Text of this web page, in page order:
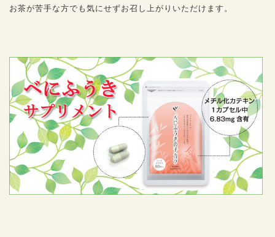
お茶が苦手な方でも気にせずお召し上がりいただけます。